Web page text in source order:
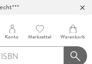
Konto Merkzettel Warenkorb